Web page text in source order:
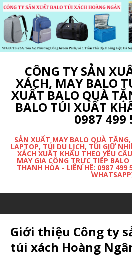
CÔNG TY SẢN
XÁCH, MAY BALO
XUẤT BALO QUÀ
BALO TÚI XUẤT
0987 499
SẢN XUẤT MAY BALO QUÀ
LAPTOP, TÚI DU LỊCH, TÚI GIỮ
XÁCH XUẤT KHẨU THEO YÊU
MAY GIA CÔNG TRỰC TIẾP
THANH HÓA - LIÊN HỆ: 0987
Giới thiệu Công ty
túi xách Hoàng